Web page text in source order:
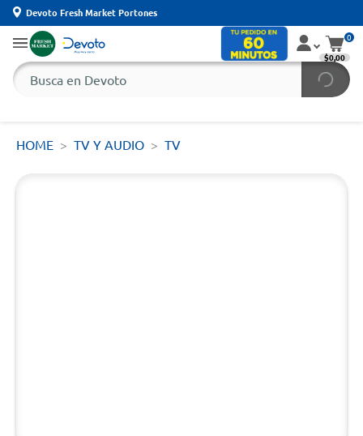
Devoto Fresh Market Portones
0
$0,00
HOME TV Y AUDIO TV